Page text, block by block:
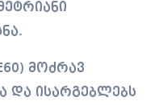
მოძრავ
და ისარგებლებს